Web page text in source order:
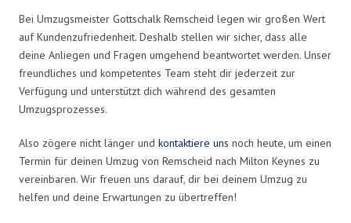
Bei Umzugsmeister Gottschalk Remscheid legen wir großen Wert
auf Kundenzufriedenheit. Deshalb stellen wir sicher, dass alle
deine Anliegen und Fragen umgehend beantwortet werden. Unser
freundliches und kompetentes Team steht dir jederzeit zur
Verfügung und unterstützt dich während des gesamten
Umzugsprozesses.
Also zögere nicht länger und kontaktiere uns noch heute, um einen
Termin für deinen Umzug von Remscheid nach Milton Keynes zu
vereinbaren. Wir freuen uns darauf, dir bei deinem Umzug zu
helfen und deine Erwartungen zu übertreffen!